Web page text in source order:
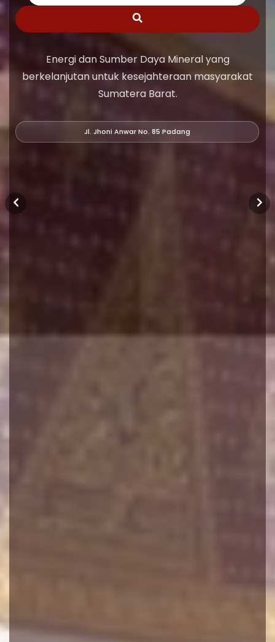
Energi dan Sumber Daya Mineral yang
berkelanjutan untuk kesejahteraan masyarakat
Sumatera Barat.
Jl. Jhoni Anwar No. 85 Padang